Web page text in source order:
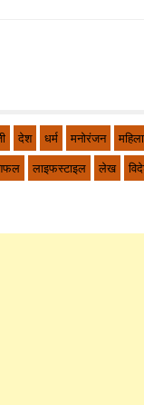
देश धर्म मनोरंजन
लाइफस्टाइल लेख